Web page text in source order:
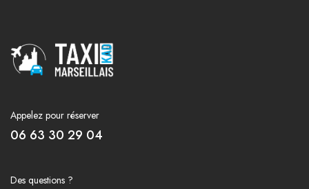
Appelez pour réserver
06 63 30 29 04
Des questions ?